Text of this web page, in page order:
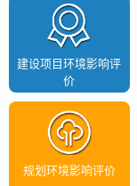
建设项目环境影响评
价
规划环境影响评价